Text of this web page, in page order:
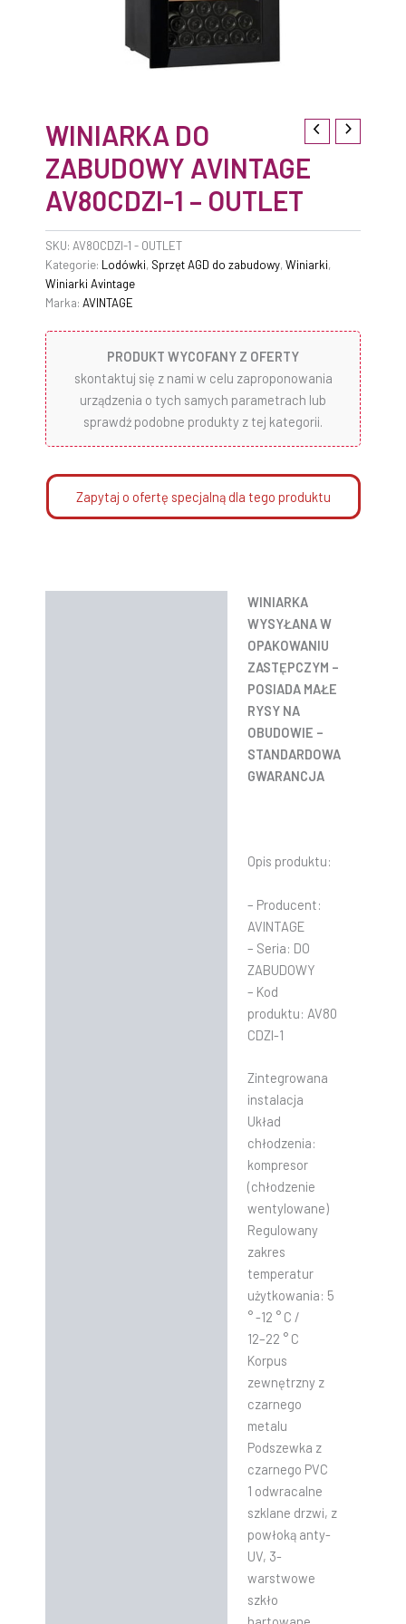
WINIARKA DO
ZABUDOWY AVINTAGE
AV80CDZI-1 – OUTLET
SKU: AV80CDZI-1 - OUTLET
Kategorie: Lodówki, Sprzęt AGD do zabudowy,Winiarki,
Winiarki Avintage
Marka: AVINTAGE
PRODUKT WYCOFANY Z OFERTY
skontaktuj się z nami w celu zaproponowania
urządzenia o tych samych parametrach lub
sprawdź podobne produkty z tej kategorii.
Zapytaj o ofertę specjalną dla tego produktu
WINIARKA
WYSYŁANA W
OPAKOWANIU
ZASTĘPCZYM –
POSIADA MAŁE
RYSY NA
OBUDOWIE –
STANDARDOWA
GWARANCJA
Opis produktu:
– Producent:
AVINTAGE
– Seria: DO
ZABUDOWY
– Kod
produktu: AV80
CDZI-1
Zintegrowana
instalacja
Układ
chłodzenia:
kompresor
(chłodzenie
wentylowane)
Regulowany
zakres
temperatur
użytkowania: 5
° -12 ° C /
12–22 ° C
Korpus
zewnętrzny z
czarnego
metalu
Podszewka z
czarnego PVC
1 odwracalne
szklane drzwi, z
powłoką anty-
UV, 3-
warstwowe
szkło